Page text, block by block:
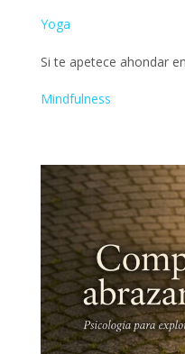
Yoga
Si te apetece ahondar
Mindfulness